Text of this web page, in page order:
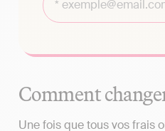
Comment
Une fois que tous vos frais